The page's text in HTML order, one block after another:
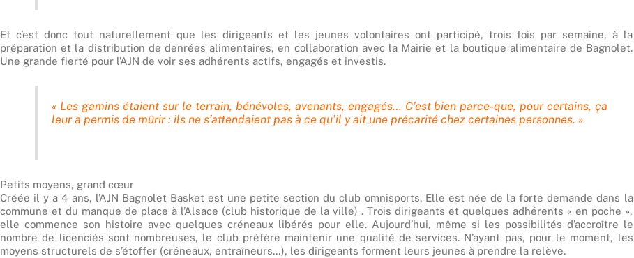
Et c’est donc tout naturellement que les dirigeants et les jeunes volontaires ont participé, trois fois par semaine, à la
préparation et la distribution de denrées alimentaires, en collaboration avec la Mairie et la boutique alimentaire de Bagnolet.
Une grande fierté pour l’AJN de voir ses adhérents actifs, engagés et investis.
« Les gamins étaient sur le terrain, bénévoles, avenants, engagés… C’est bien parce-que, pour certains, ça
leur a permis de mûrir : ils ne s’attendaient pas à ce qu’il y ait une précarité chez certaines personnes. »
Petits moyens, grand cœur
Créée il y a 4 ans, l’AJN Bagnolet Basket est une petite section du club omnisports. Elle est née de la forte demande dans la
commune et du manque de place à l’Alsace (club historique de la ville) . Trois dirigeants et quelques adhérents « en poche »,
elle commence son histoire avec quelques créneaux libérés pour elle. Aujourd’hui, même si les possibilités d’accroître le
nombre de licenciés sont nombreuses, le club préfère maintenir une qualité de services. N’ayant pas, pour le moment, les
moyens structurels de s’étoffer (créneaux, entraîneurs…), les dirigeants forment leurs jeunes à prendre la relève.